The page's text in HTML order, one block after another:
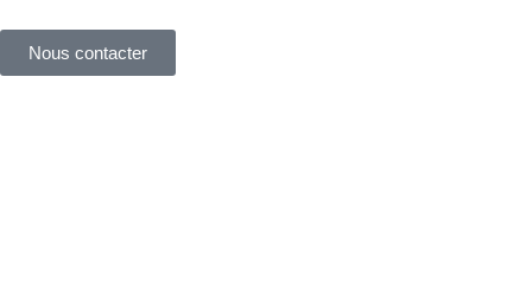
Nous contacter